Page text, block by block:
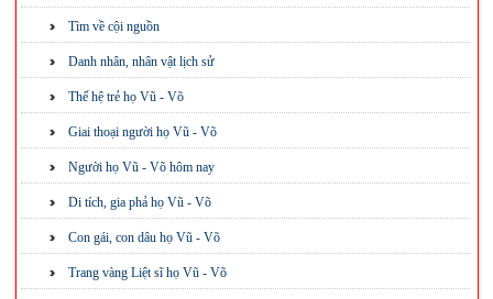
Tìm về cội nguồn
Danh nhân, nhân vật lịch sử
Thế hệ trẻ họ Vũ - Võ
Giai thoại người họ Vũ - Võ
Người họ Vũ - Võ hôm nay
Di tích, gia phả họ Vũ - Võ
Con gái, con dâu họ Vũ - Võ
Trang vàng Liệt sĩ họ Vũ - Võ